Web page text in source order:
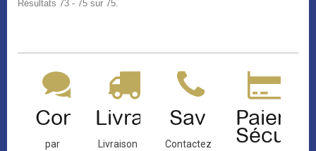
Résultats 73 - 75 sur 75.
Contact
par
Livraison
Livraison
Sav
Contactez-